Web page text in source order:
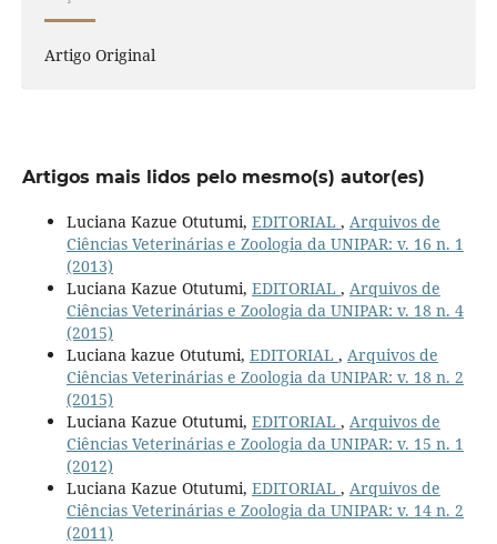
Artigo Original
Artigos mais lidos pelo mesmo(s) autor(es)
Luciana Kazue Otutumi, EDITORIAL , Arquivos de
Ciências Veterinárias e Zoologia da UNIPAR: v. 16 n. 1
(2013)
Luciana Kazue Otutumi, EDITORIAL , Arquivos de
Ciências Veterinárias e Zoologia da UNIPAR: v. 18 n. 4
(2015)
Luciana kazue Otutumi, EDITORIAL , Arquivos de
Ciências Veterinárias e Zoologia da UNIPAR: v. 18 n. 2
(2015)
Luciana Kazue Otutumi, EDITORIAL , Arquivos de
Ciências Veterinárias e Zoologia da UNIPAR: v. 15 n. 1
(2012)
Luciana Kazue Otutumi, EDITORIAL , Arquivos de
Ciências Veterinárias e Zoologia da UNIPAR: v. 14 n. 2
(2011)